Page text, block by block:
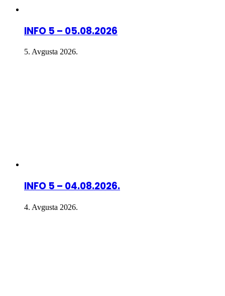
INFO 5 – 05.08.2026
5. Avgusta 2026.
INFO 5 – 04.08.2026.
4. Avgusta 2026.